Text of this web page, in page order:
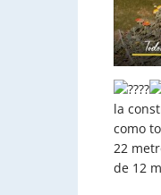
la
como
22
de 12